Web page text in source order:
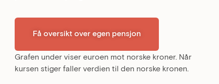
Få oversikt over egen pensjon
Grafen under viser euroen mot norske kroner. Når
kursen stiger faller verdien til den norske kronen.